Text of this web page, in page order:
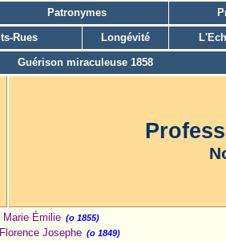
Patronymes
Rues Longévité
Guérison miraculeuse 1858
Marie Émilie (o 1855)
Josephe (o 1849)